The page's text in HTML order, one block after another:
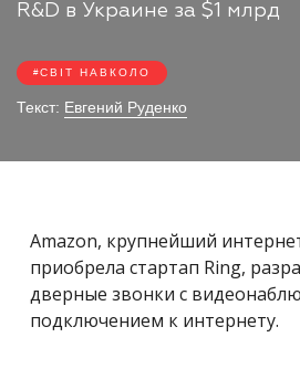
R&D в Украине за $1 млрд
СВІТ НАВКОЛО
Текст: Евгений Руденко
Amazon, крупнейший
приобрела стартап Ring,
дверные звонки с
подключением к интернету.